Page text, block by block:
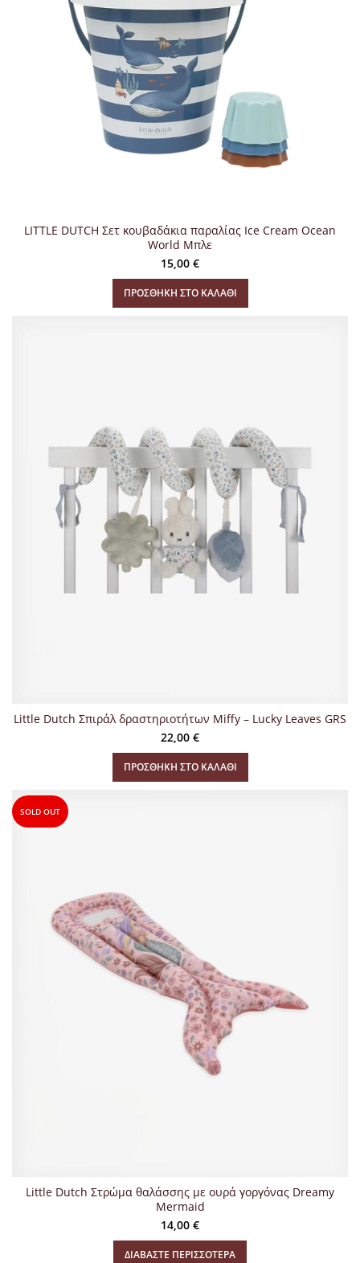
LITTLE DUTCH Σετ κουβαδάκια παραλίας Ice Cream Ocean
World Μπλε
15,00 €
ΠΡΟΣΘΉΚΗ ΣΤΟ ΚΑΛΆΘΙ
Little Dutch Σπιράλ δραστηριοτήτων Miffy – Lucky Leaves GRS
22,00 €
ΠΡΟΣΘΉΚΗ ΣΤΟ ΚΑΛΆΘΙ
SOLD OUT
Little Dutch Στρώμα θαλάσσης με ουρά γοργόνας Dreamy
Mermaid
14,00 €
ΔΙΑΒΆΣΤΕ ΠΕΡΙΣΣΌΤΕΡΑ